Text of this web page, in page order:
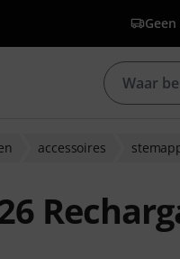
accessoires
188 klantbeoordelingen